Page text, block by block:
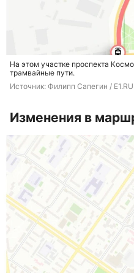
На этом участке проспекта
трамвайные пути.
Источник: Филипп Сапегин / E1.RU
Изменения в